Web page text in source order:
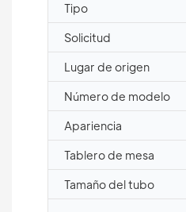
Tipo
Solicitud
Lugar de origen
Número de modelo
Apariencia
Tablero de mesa
Tamaño del tubo